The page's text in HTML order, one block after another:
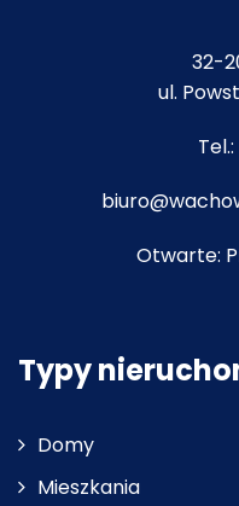
32-
ul.
Tel.:
Otwarte:
Typy
Domy
Mieszkania